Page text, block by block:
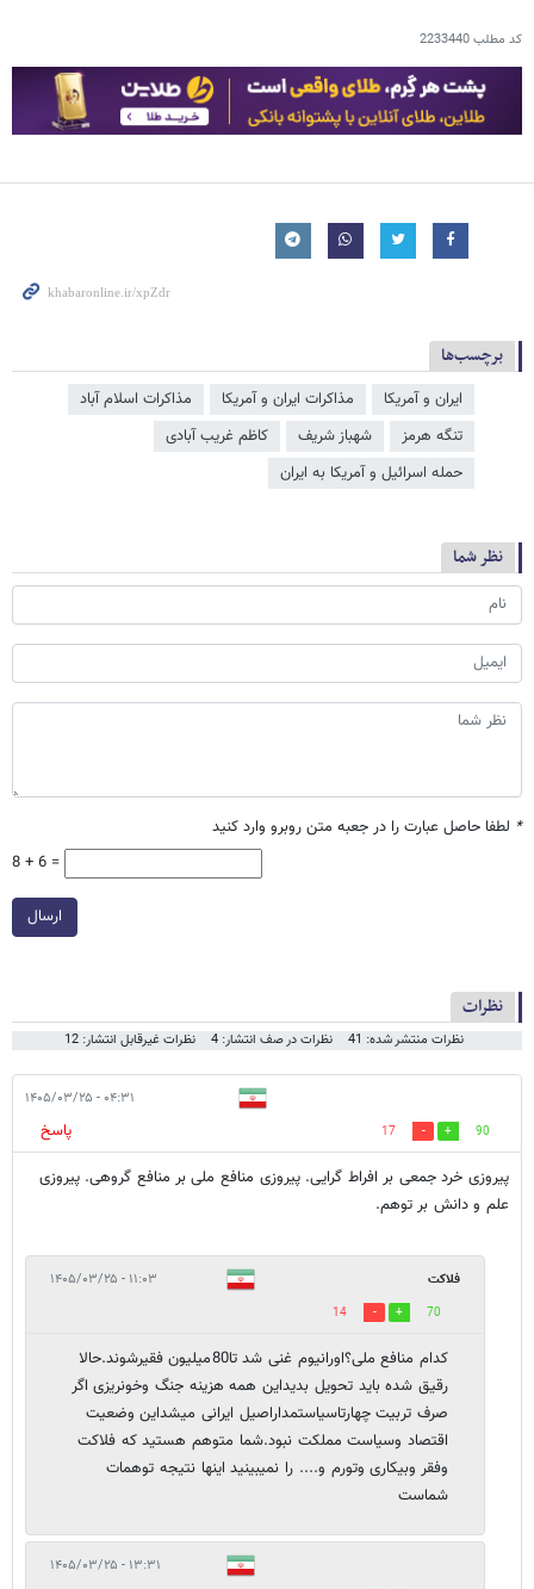
کد مطلب2233440
برچسب‌ها
ایران و آمریکا مذاکرات ایران و آمریکا
مذاکرات اسلام آباد
تنگه هرمز
شهباز شریف
کاظم غریب آبادی
حمله اسرائیل و آمریکا به ایران
نظر شما
* لطفا حاصل عبارت را در جعبه متن روبرو وارد کنید
8 + 6 =
ارسال
نظرات
نظرات منتشر شده: 41 نظرات در صف انتشار: 4 نظرات غیرقابل انتشار: 12
۰۴:۳۱ - ۱۴۰۵/۰۳/۲۵
90
17
پاسخ
پیروزی خرد جمعی بر افراط گرایی. پیروزی منافع ملی بر منافع گروهی. پیروزی
علم و دانش بر توهم.
فلاکت ۱۱:۰۳ - ۱۴۰۵/۰۳/۲۵
70
14
کدام منافع ملی؟اورانیوم غنی شد تا80میلیون فقیرشوند.حالا
رقیق شده باید تحویل بدیداین همه هزینه جنگ وخونریزی اگر
صرف تربیت چهارتاسیاستمداراصیل ایرانی میشداین وضعیت
اقتصاد وسیاست مملکت نبود.شما متوهم هستید که فلاکت
وفقر وبیکاری وتورم و.... را نمیبینید اینها نتیجه توهمات
شماست
۱۳:۳۱ - ۱۴۰۵/۰۳/۲۵